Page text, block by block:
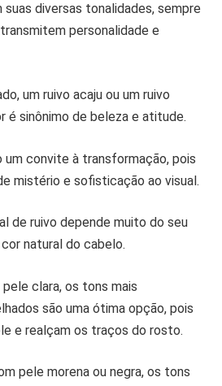
suas diversas tonalidades, sempre
personalidade e
um ruivo acaju ou um ruivo
é sinônimo de beleza e atitude.
um convite à transformação, pois
mistério e sofisticação ao visual.
de ruivo depende muito do seu
natural do cabelo.
clara, os tons mais
são uma ótima opção, pois
e realçam os traços do rosto.
pele morena ou negra, os tons